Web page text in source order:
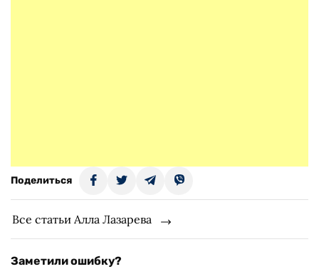
Поделиться
Все статьи Алла Лазарева
Заметили ошибку?